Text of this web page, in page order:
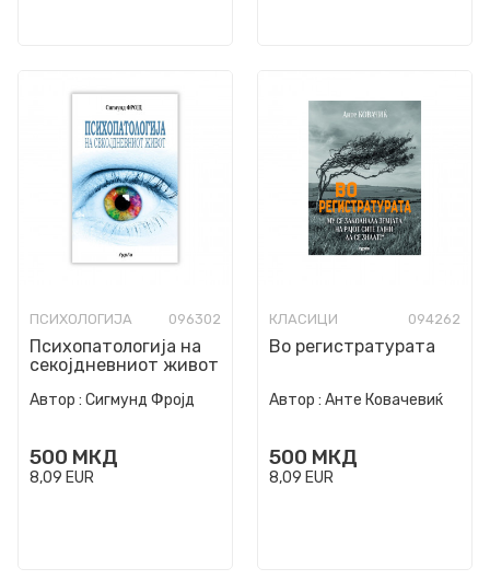
ПСИХОЛОГИЈА 096302
Психопатологија на
секојдневниот живот
Автор : Сигмунд Фројд
500 МКД
8,09 EUR
КЛАСИЦИ 094262
Во регистратурата
Автор : Анте Ковачевиќ
500 МКД
8,09 EUR